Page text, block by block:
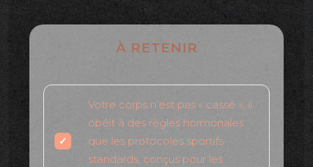
À RETENIR
Votre corps n’est pas « cassé », il
obéit à des règles hormonales
que les protocoles sportifs
standards, conçus pour les